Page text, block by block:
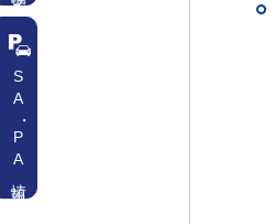
SA
・
PA情報